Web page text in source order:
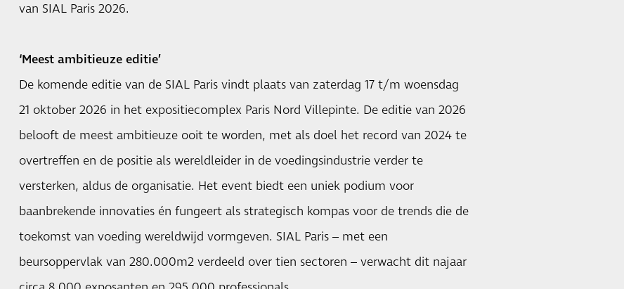
van SIAL Paris 2026.
‘Meest ambitieuze editie’
De komende editie van de SIAL Paris vindt plaats van zaterdag 17 t/m woensdag
21 oktober 2026 in het expositiecomplex Paris Nord Villepinte. De editie van 2026
belooft de meest ambitieuze ooit te worden, met als doel het record van 2024 te
overtreffen en de positie als wereldleider in de voedingsindustrie verder te
versterken, aldus de organisatie. Het event biedt een uniek podium voor
baanbrekende innovaties én fungeert als strategisch kompas voor de trends die de
toekomst van voeding wereldwijd vormgeven. SIAL Paris – met een
beursoppervlak van 280.000m2 verdeeld over tien sectoren – verwacht dit najaar